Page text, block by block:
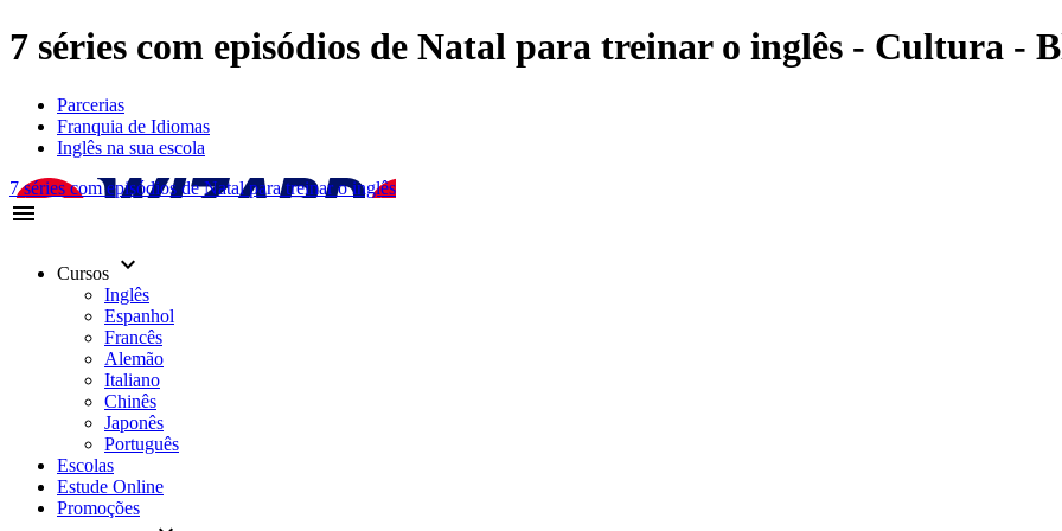
7 séries com episódios de Natal para treinar o inglês - Cultura -
Parcerias
Franquia de Idiomas
Inglês na sua escola
7 séries com episódios de Natal para treinar o inglês
menu
Cursos keyboard_arrow_down
Inglês
Espanhol
Francês
Alemão
Italiano
Chinês
Japonês
Português
Escolas
Estude Online
Promoções